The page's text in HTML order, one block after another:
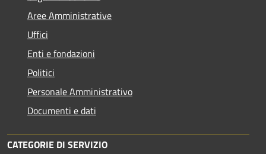
Aree Amministrative
Uffici
Enti e fondazioni
Politici
Personale Amministrativo
Documenti e dati
CATEGORIE DI SERVIZIO